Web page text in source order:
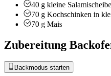
40 g kleine
70 g Kochschinken in
70 g Mais
Zubereitung
Backmodus starten